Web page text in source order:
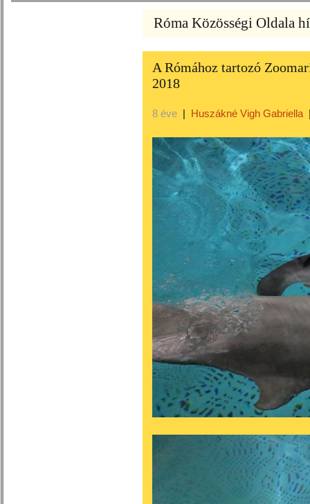
Róma Közösségi Oldala
A Rómához tartozó
2018
8 éve | Huszákné Vigh Gabriella